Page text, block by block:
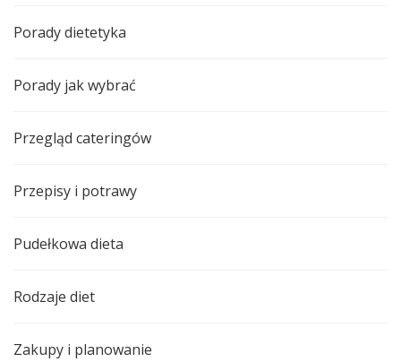
Porady dietetyka
Porady jak wybrać
Przegląd cateringów
Przepisy i potrawy
Pudełkowa dieta
Rodzaje diet
Zakupy i planowanie